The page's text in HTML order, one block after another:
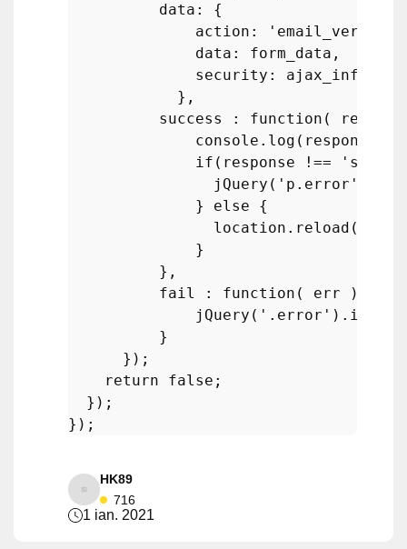
data : {
action :
data : form_data,
security : ajax_info.
            },
          success :
function (
console . log (response);
if (response !==
jQuery ( 'p.error'
              }
else {
                location.
reload ();
              }
          },
          fail :
function ( err
) {
jQuery ( '.error' ).
          }
      });
return
false ;
  });
HK89
716
1 ian. 2021